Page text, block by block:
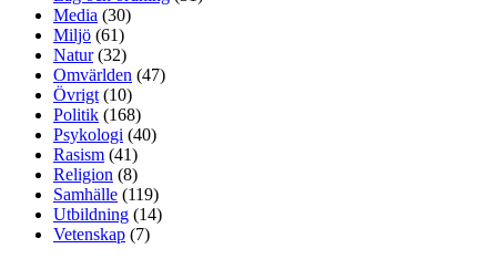
Media (30)
Miljö (61)
Natur(32)
Omvärlden (47)
Övrigt (10)
Politik (168)
Psykologi (40)
Rasism (41)
Religion (8)
Samhälle (119)
Utbildning (14)
Vetenskap (7)